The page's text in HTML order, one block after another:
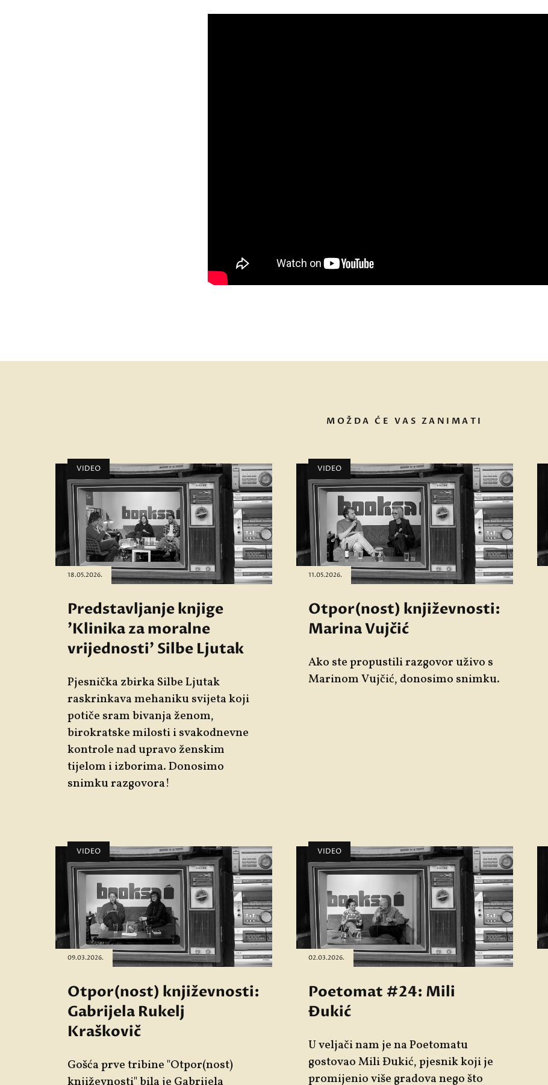
MOŽDA ĆE VAS ZANIMATI
VIDEO
18.05.2026.
Predstavljanje knjige
'Klinika za moralne
vrijednosti' Silbe Ljutak
Pjesnička zbirka Silbe Ljutak
raskrinkava mehaniku svijeta koji
potiče sram bivanja ženom,
birokratske milosti i svakodnevne
kontrole nad upravo ženskim
tijelom i izborima. Donosimo
snimku razgovora!
VIDEO
11.05.2026.
Otpor(nost) književnosti:
Marina Vujčić
Ako ste propustili razgovor uživo s
Marinom Vujčić, donosimo snimku.
VIDEO
09.03.2026.
Otpor(nost) književnosti:
Gabrijela Rukelj
Kraškovič
Gošća prve tribine "Otpor(nost)
VIDEO
02.03.2026.
Poetomat #24: Mili
Đukić
U veljači nam je na Poetomatu
gostovaoMili Đukić, pjesnik koji je
promijenio više gradova nego što